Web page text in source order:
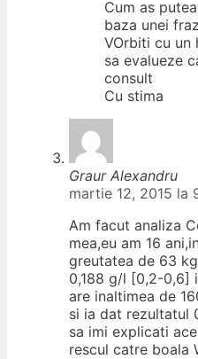
Cum as
baza unei
VOrbiti cu un
sa evalueze
consult
Cu stima
Graur Alexandru
martie 12, 2015 la
Am facut analiza
mea,eu am 16
greutatea de 63
0,188 g/l [0,2-0,6]
are inaltimea de
si ia dat rezultatul
sa imi explicati
rescul catre boala